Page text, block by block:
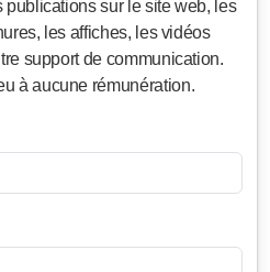
sur le site web, les
les affiches, les vidéos
support de communication.
à aucune rémunération.